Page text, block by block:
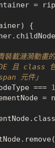
=
{
載漣漪動畫
且
元件」
=== 1
=